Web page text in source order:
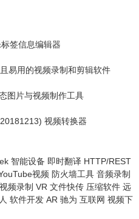
签信息编辑器
易用的视频录制和剪辑软件
图片与视频制作工具
视频转换器
智能设备 即时翻译 HTTP/REST
视频 防火墙工具 音频录制
视频录制 VR 文件快传 压缩软件 远
软件开发 AR 驰为 互联网 视频下